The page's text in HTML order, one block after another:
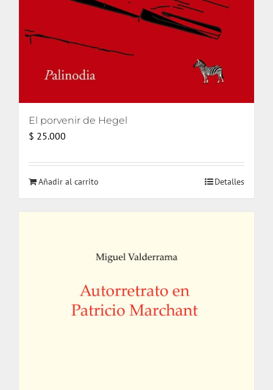
El porvenir de Hegel
$ 25.000
Añadir al carrito Detalles